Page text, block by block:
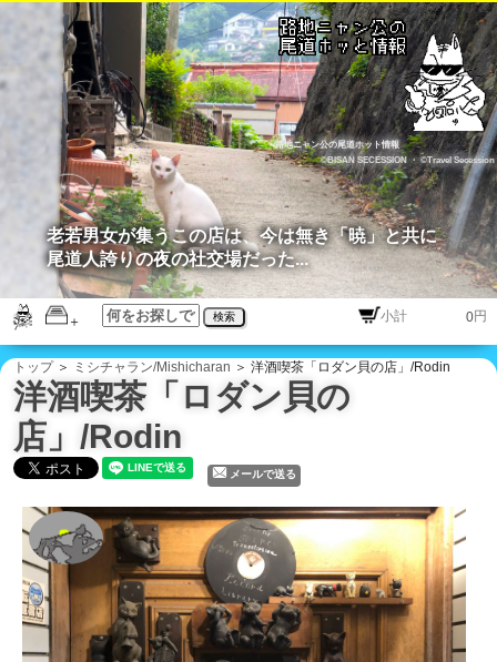
路地ニャン公の尾道ホット情報
©BISAN SECESSION
・©Travel Secession
検索 円
老若男女が集うこの店は、今は無き「暁」と共に
尾道人誇りの夜の社交場だった...
トップ＞ ミシチャラン/Mishicharan ＞ 洋酒喫茶「ロダン貝の店」/Rodin
洋酒喫茶「ロダン貝の
店」/Rodin
メールで送る